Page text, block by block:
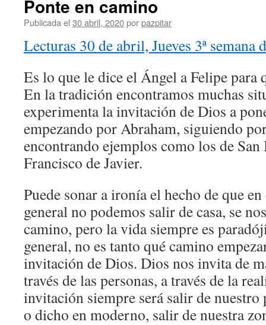
Ponte en camino
Publicada el 30 abril, 2020porpazpitar
Lecturas 30 de abril, Jueves 3ª semana
Es lo que le dice el Ángel a Felipe para
En la tradición encontramos muchas
experimenta la invitación de Dios a
empezando por Abraham, siguiendo
encontrando ejemplos como los de
Francisco de Javier.
Puede sonar a ironía el hecho de que
general no podemos salir de casa, se
camino, pero la vida siempre es
general, no es tanto qué camino
invitación de Dios. Dios nos invita de
través de las personas, a través de la
invitación siempre será salir de
o dicho en moderno, salir de nuestra